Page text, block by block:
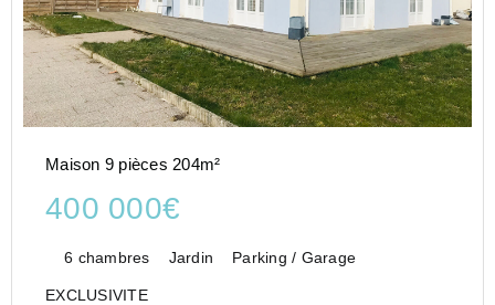
Maison 9 pièces 204m²
400 000€
6 chambres Jardin Parking / Garage
EXCLUSIVITE